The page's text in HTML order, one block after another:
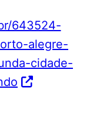
643524-
alegre-
cidade-